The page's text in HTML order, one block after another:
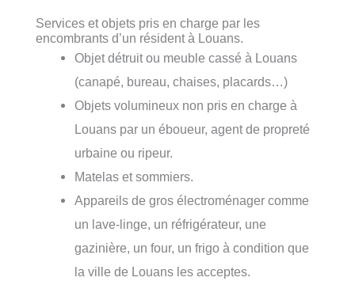
Services et objets pris en charge par les
encombrants d’un résident à Louans.
Objet détruit ou meuble cassé à Louans
(canapé, bureau, chaises, placards…)
Objets volumineux non pris en charge à
Louans par un éboueur, agent de propreté
urbaine ou ripeur.
Matelas et sommiers.
Appareils de gros électroménager comme
un lave-linge, un réfrigérateur, une
gazinière, un four, un frigo à condition que
la ville de Louans les acceptes.